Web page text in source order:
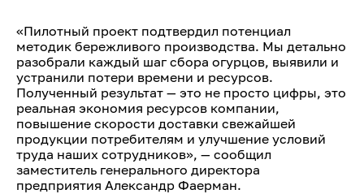
«Пилотный проект подтвердил потенциал
методик бережливого производства. Мы детально
разобрали каждый шаг сбора огурцов, выявили и
устранили потери времени и ресурсов.
Полученный результат — это не просто цифры, это
реальная экономия ресурсов компании,
повышение скорости доставки свежайшей
продукции потребителям и улучшение условий
труда наших сотрудников», — сообщил
заместитель генерального директора
предприятия Александр Фаерман.